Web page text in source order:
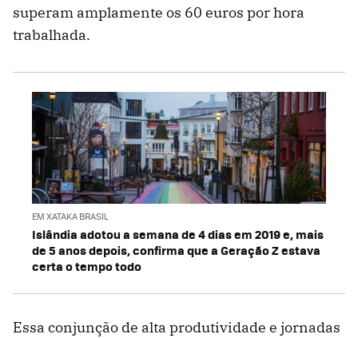
superam amplamente os 60 euros por hora
trabalhada.
EM XATAKA BRASIL
Islândia adotou a semana de 4 dias em 2019 e, mais
de 5 anos depois, confirma que a Geração Z estava
certa o tempo todo
Essa conjunção de alta produtividade e jornadas